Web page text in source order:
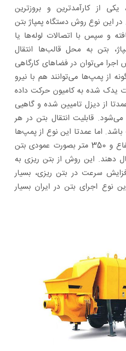
از کارآمدترین و بروزترین
این نوع روش دستگاه پمپاژ بتن
و سپس با اتصالات لوله‌ها یا
بتن به محل قالب‌ها انتقال
اجرا می‌توان در فضاهای کارگاهی
از پمپ‌ها می‌توانند هم با نیرو
یدک شده به کامیون حرکت داده
از دیزل تامیین شده و گاهیی
قابلیت انتقال بتن در هر
اما عمدتا این نوع از پمپ‌ها
می‌توانند تا 70متر در ارتفاع و 350 متر بصورت عمودی بتن
دهند. این روش از بتن ریزی به
سرعت در بتن ریزی، بسیار
نوع اجرای بتن در ایران بسیار